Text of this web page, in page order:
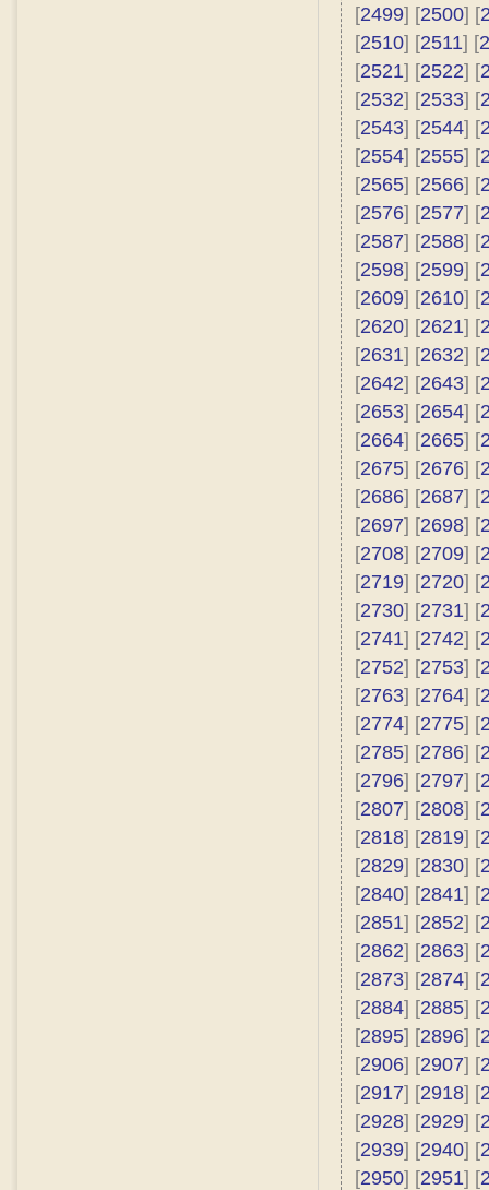
[2499] [2500] [
[2510] [2511] [
[2521] [2522] [
[2532] [2533] [
[2543] [2544] [
[2554] [2555] [
[2565] [2566] [
[2576] [2577] [
[2587] [2588] [
[2598] [2599] [
[2609] [2610] [
[2620] [2621] [
[2631] [2632] [
[2642] [2643] [
[2653] [2654] [
[2664] [2665] [
[2675] [2676] [
[2686] [2687] [
[2697] [2698] [
[2708] [2709] [
[2719] [2720] [
[2730] [2731] [
[2741] [2742] [
[2752] [2753] [
[2763] [2764] [
[2774] [2775] [
[2785] [2786] [
[2796] [2797] [
[2807] [2808] [
[2818] [2819] [
[2829] [2830] [
[2840] [2841] [
[2851] [2852] [
[2862] [2863] [
[2873] [2874] [
[2884] [2885] [
[2895] [2896] [
[2906] [2907] [
[2917] [2918] [
[2928] [2929] [
[2939] [2940] [
[2950] [2951] [